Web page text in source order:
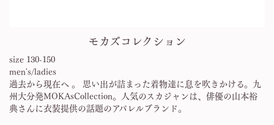
モカズコレクション
size 130-150
men's/ladies
過去から現在へ 。 思い出が詰まった着物達に息を吹きかける。九
州大分発MOKAsCollection。人気のスカジャンは、俳優の山本裕
典さんに衣装提供の話題のアパレルブランド。